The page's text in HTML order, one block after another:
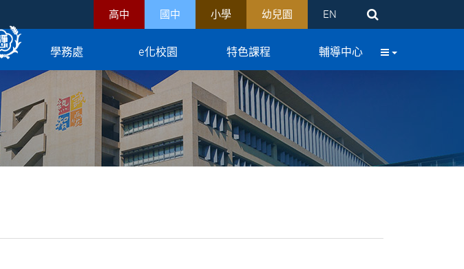
高中 國中 小學 幼兒園 EN
學務處 e化校園 特色課程 輔導中心